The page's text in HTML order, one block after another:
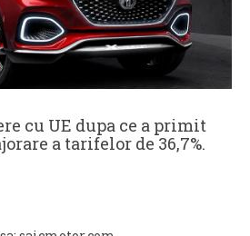
cu UE dupa ce a primit
a tarifelor de 36,7%.